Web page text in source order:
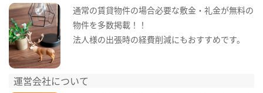
通常の賃貸物件の場合必要な敷金・礼金が無料の
物件を多数掲載！！
法人様の出張時の経費削減にもおすすめです。
運営会社について